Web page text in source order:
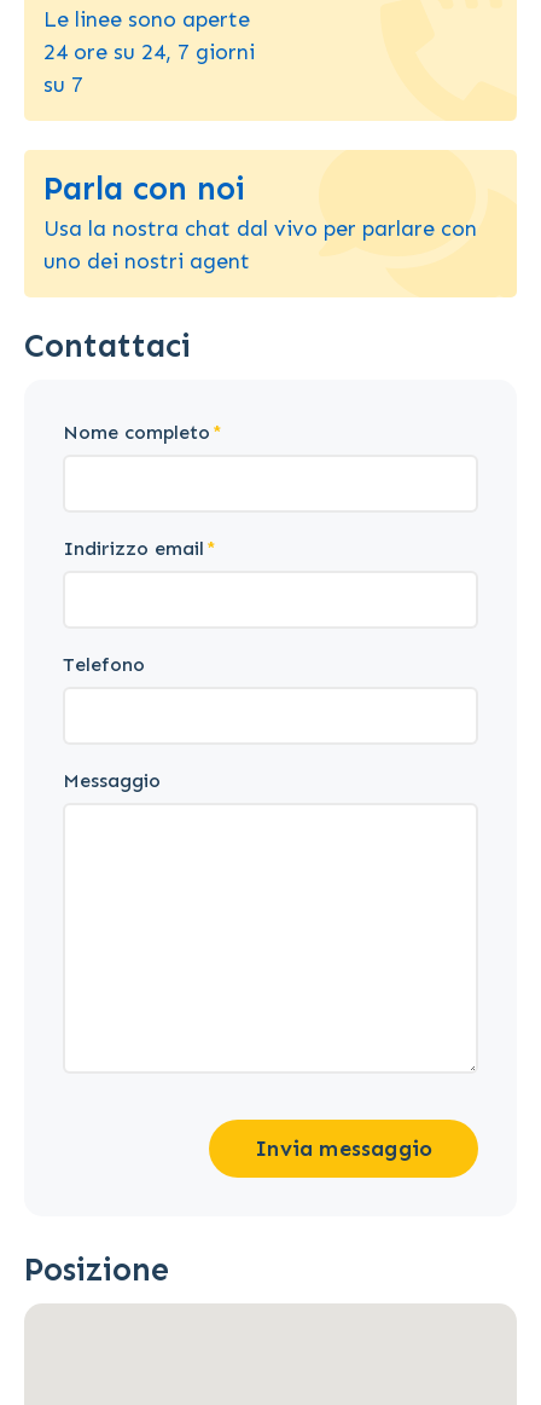
Le linee sono aperte
24 ore su 24, 7 giorni
su 7
Parla con noi
Usa la nostra chat dal vivo per parlare con
uno dei nostri agent
Contattaci
Nome completo
Indirizzo email
Telefono
Messaggio
Invia messaggio
Posizione